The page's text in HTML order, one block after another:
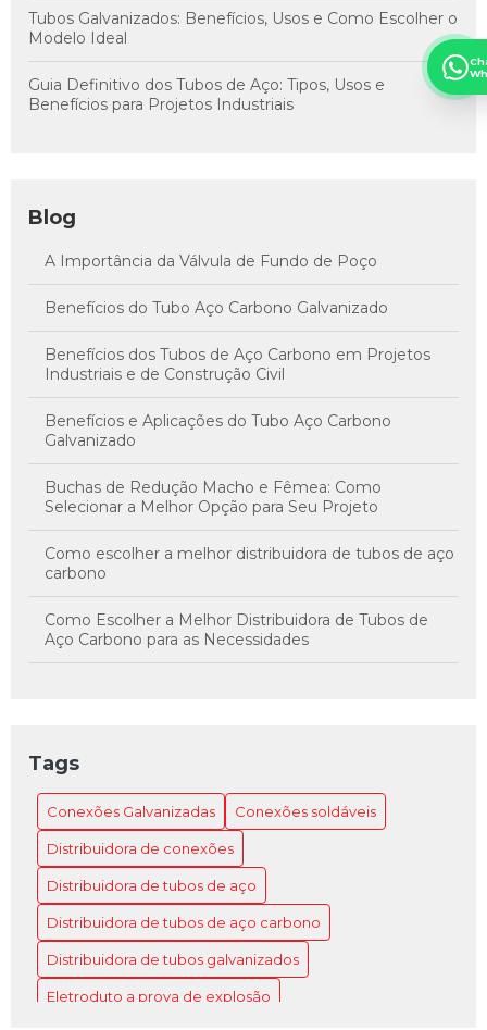
Tubos Galvanizados: Benefícios, Usos e Como Escolher o
Modelo Ideal
Guia Definitivo dos Tubos de Aço: Tipos, Usos e
Benefícios para Projetos Industriais
Blog
A Importância da Válvula de Fundo de Poço
Benefícios do Tubo Aço Carbono Galvanizado
Benefícios dos Tubos de Aço Carbono em Projetos
Industriais e de Construção Civil
Benefícios e Aplicações do Tubo Aço Carbono
Galvanizado
Buchas de Redução Macho e Fêmea: Como
Selecionar a Melhor Opção para Seu Projeto
Como escolher a melhor distribuidora de tubos de aço
carbono
Como Escolher a Melhor Distribuidora de Tubos de
Aço Carbono para as Necessidades
Aço para o Projeto
Como Escolher a Melhor Distribuidora de Tubos de
Aço para seu Projeto
Como Escolher a Melhor Distribuidora de Tubos de
Aço para Sua Necessidade
Como Escolher o Eletroduto 5597 Ideal para Sua
Tags
Conexões Galvanizadas Conexões soldáveis
Distribuidora de conexões
Distribuidora de tubos de aço
Distribuidora de tubos de aço carbono
Distribuidora de tubos galvanizados
Eletroduto a prova de explosão